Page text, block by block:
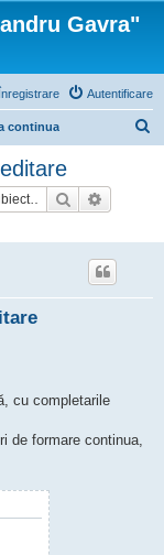
Gavra"
Autentificare
Înregistrare
continua
Căutare
cu completarile
de formare continua,